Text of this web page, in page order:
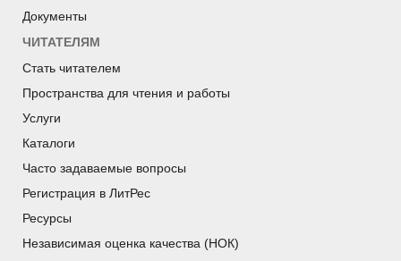
Документы
ЧИТАТЕЛЯМ
Стать читателем
Пространства для чтения и работы
Услуги
Каталоги
Часто задаваемые вопросы
Регистрация в ЛитРес
Ресурсы
Независимая оценка качества (НОК)